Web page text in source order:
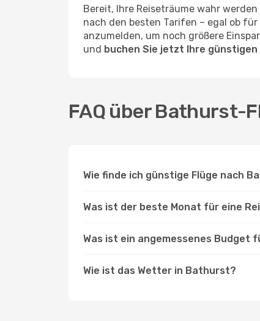
Bereit, Ihre Reiseträume wahr
nach den besten Tarifen – egal ob
anzumelden, um noch größere
und buchen Sie jetzt Ihre
FAQ über Bathurst-
Wie finde ich günstige Flüge nach
Was ist der beste Monat für eine
Was ist ein angemessenes Budget
Wie ist das Wetter in Bathurst?